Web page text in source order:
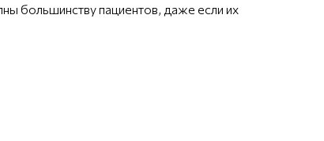
большинству пациентов, даже если их